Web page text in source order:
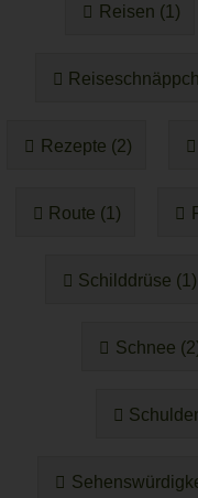
Reisen (1)
Rezepte (2)
Route (1)
Schilddrüse (1)
Schnee